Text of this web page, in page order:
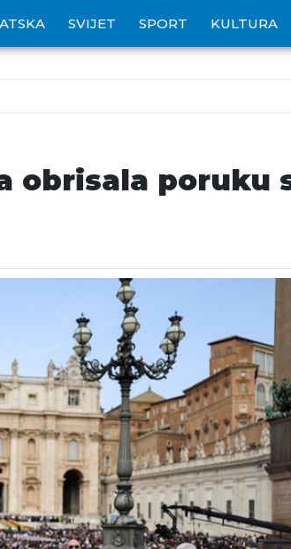
SVIJET SPORT KULTURA
obrisala poruku